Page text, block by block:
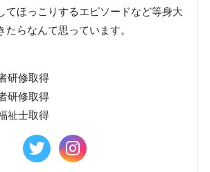
てほっこりするエピソードなど等身大
たらなんて思っています。
研修取得
研修取得
祉士取得